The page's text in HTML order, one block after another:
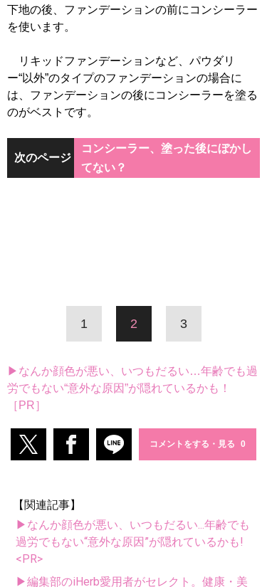
下地の後、ファンデーションの前にコンシーラー
を使います。
リキッドファンデーションなど、パウダリ
ー“以外”のタイプのファンデーションの場合に
は、ファンデーションの後にコンシーラーを塗る
のがベストです。
次のページ
コンシーラー、塗った後にぼかし
てない？
1 2 3
▶なんか顔色が悪い、いつもだるい…年齢でも過
労でもない“意外な原因”が隠れているかも！
［PR］
コメントをする・見る
【関連記事】
▶なんか顔色が悪い、いつもだるい...年齢でも
過労でもない“意外な原因”が隠れているかも!
<PR>
▶編集部のiHerb愛用者がセレクト。健康・美